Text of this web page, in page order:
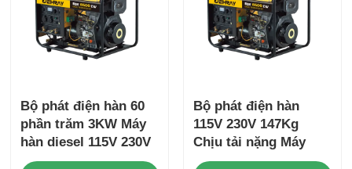
Bộ phát điện hàn 60
phần trăm 3KW Máy
hàn diesel 115V 230V
Bộ phát điện hàn
115V 230V 147Kg
Chịu tải nặng Máy
phát điện hàn diesel